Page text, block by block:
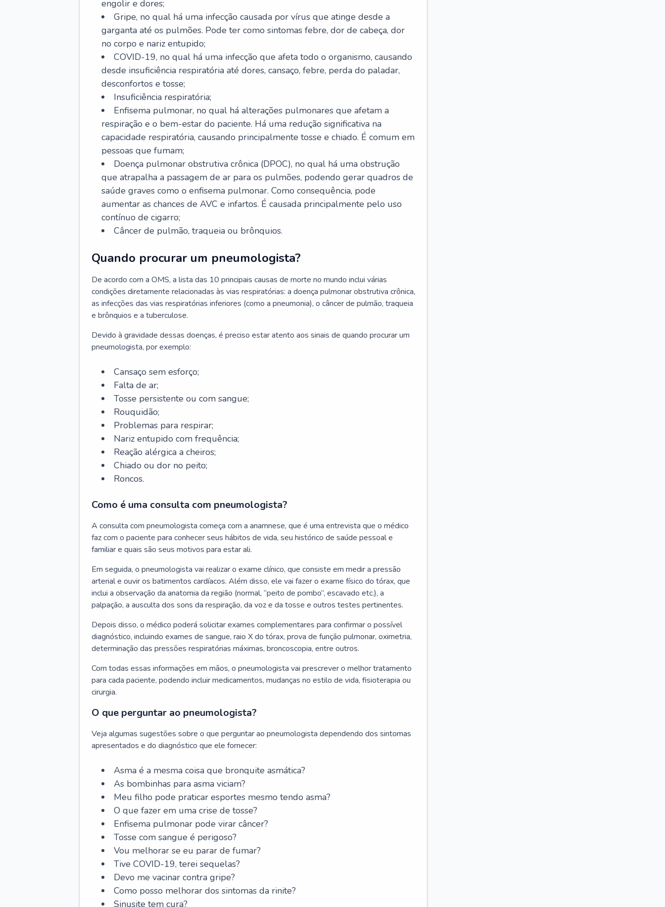
engolir e dores;
Gripe, no qual há uma infecção causada por vírus que atinge desde a
garganta até os pulmões. Pode ter como sintomas febre, dor de cabeça, dor
no corpo e nariz entupido;
COVID-19, no qual há uma infecção que afeta todo o organismo, causando
desde insuficiência respiratória até dores, cansaço, febre, perda do paladar,
desconfortos e tosse;
Insuficiência respiratória;
Enfisema pulmonar, no qual há alterações pulmonares que afetam a
respiração e o bem-estar do paciente. Há uma redução significativa na
capacidade respiratória, causando principalmente tosse e chiado. É comum em
pessoas que fumam;
Doença pulmonar obstrutiva crônica (DPOC), no qual há uma obstrução
que atrapalha a passagem de ar para os pulmões, podendo gerar quadros de
saúde graves como o enfisema pulmonar. Como consequência, pode
aumentar as chances de AVC e infartos. É causada principalmente pelo uso
contínuo de cigarro;
Câncer de pulmão, traqueia ou brônquios.
Quando procurar um pneumologista?
De acordo com a OMS, a lista das 10 principais causas de morte no mundo inclui várias
condições diretamente relacionadas às vias respiratórias: a doença pulmonar obstrutiva crônica,
as infecções das vias respiratórias inferiores (como a pneumonia), o câncer de pulmão, traqueia
e brônquios e a tuberculose.
Devido à gravidade dessas doenças, é preciso estar atento aos sinais de quando procurar um
pneumologista, por exemplo:
Cansaço sem esforço;
Falta de ar;
Tosse persistente ou com sangue;
Rouquidão;
Problemas para respirar;
Nariz entupido com frequência;
Reação alérgica a cheiros;
Chiado ou dor no peito;
Roncos.
Como é uma consulta com pneumologista?
A consulta com pneumologista começa com a anamnese, que é uma entrevista que o médico
faz com o paciente para conhecer seus hábitos de vida, seu histórico de saúde pessoal e
familiar e quais são seus motivos para estar ali.
Em seguida, o pneumologista vai realizar o exame clínico, que consiste em medir a pressão
arterial e ouvir os batimentos cardíacos. Além disso, ele vai fazer o exame físico do tórax, que
inclui a observação da anatomia da região (normal, “peito de pombo”, escavado etc.), a
palpação, a ausculta dos sons da respiração, da voz e da tosse e outros testes pertinentes.
Depois disso, o médico poderá solicitar exames complementares para confirmar o possível
diagnóstico, incluindo exames de sangue, raio X do tórax, prova de função pulmonar, oximetria,
determinação das pressões respiratórias máximas, broncoscopia, entre outros.
Com todas essas informações em mãos, o pneumologista vai prescrever o melhor tratamento
para cada paciente, podendo incluir medicamentos, mudanças no estilo de vida, fisioterapia ou
cirurgia.
O que perguntar ao pneumologista?
Veja algumas sugestões sobre o que perguntar ao pneumologista dependendo dos sintomas
apresentados e do diagnóstico que ele fornecer:
Asma é a mesma coisa que bronquite asmática?
As bombinhas para asma viciam?
Meu filho pode praticar esportes mesmo tendo asma?
O que fazer em uma crise de tosse?
Enfisema pulmonar pode virar câncer?
Tosse com sangue é perigoso?
Vou melhorar se eu parar de fumar?
Tive COVID-19, terei sequelas?
Devo me vacinar contra gripe?
Como posso melhorar dos sintomas da rinite?
Sinusite tem cura?